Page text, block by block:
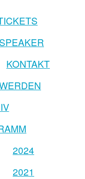
SPEAKER
KONTAKT
2024
2021